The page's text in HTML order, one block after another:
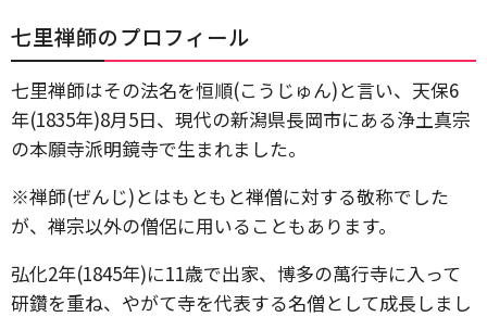
七里禅師のプロフィール
七里禅師はその法名を恒順(こうじゅん)と言い、天保6
年(1835年)8月5日、現代の新潟県長岡市にある浄土真宗
の本願寺派明鏡寺で生まれました。
※禅師(ぜんじ)とはもともと禅僧に対する敬称でした
が、禅宗以外の僧侶に用いることもあります。
弘化2年(1845年)に11歳で出家、博多の萬行寺に入って
研鑽を重ね、やがて寺を代表する名僧として成長しまし